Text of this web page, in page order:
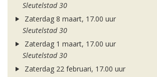
Sleutelstad 30
Zaterdag 8 maart, 17.00 uur
Sleutelstad 30
Zaterdag 1 maart, 17.00 uur
Sleutelstad 30
Zaterdag 22 februari, 17.00 uur